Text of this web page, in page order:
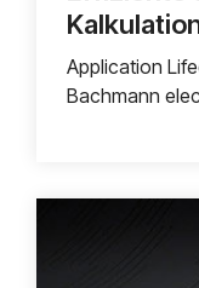
Application
Bachmann